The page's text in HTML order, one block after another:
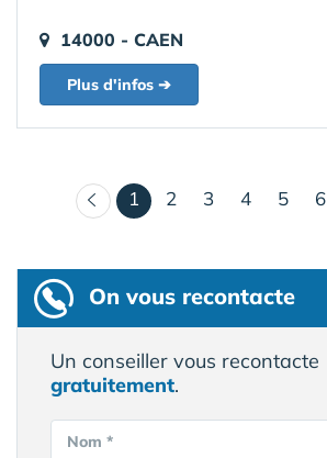
14000 - CAEN
Plus d'infos ➔
1 (courant)
2 3 4 5 6
On vous recontacte
Un conseiller vous recontacte
gratuitement.
Nom *